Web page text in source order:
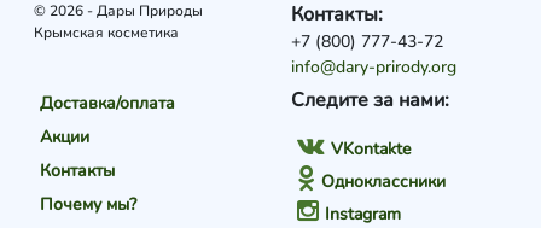
© 2026 - Дары Природы
Крымская косметика
Доставка/оплата
Акции
Контакты
Почему мы?
Следите за нами:
VKontakte
Одноклассники
Instagram
Контакты:
+7 (800) 777-43-72
info@dary-prirody.org